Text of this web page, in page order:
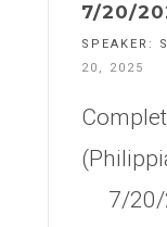
7/20/
SPEAKER:
20, 2025
7/20/